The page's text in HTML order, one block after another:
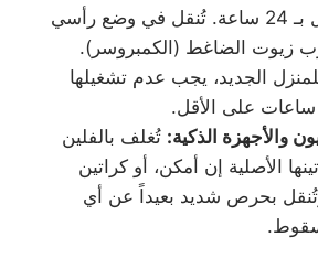
تماماً قبل النقل بـ 24 ساعة. تُنقل في وضع رأسي
زيوت الضاغط (الكمبروسر).
الجديد، يجب عدم تشغيلها
والأجهزة الذكية: تُغلف بالفلين
الأصلية إن أمكن، أو كراتين
بحرص شديد بعيداً عن أي